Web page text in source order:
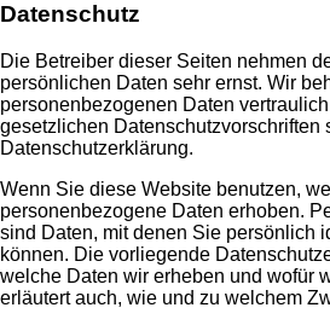
Datenschutz
Die Betreiber dieser Seiten nehmen
persönlichen Daten sehr ernst. Wir
personenbezogenen Daten
gesetzlichen Datenschutzvorschriften
Datenschutzerklärung.
Wenn Sie diese Website benutzen,
personenbezogene Daten erhoben.
sind Daten, mit denen Sie persönlich
können. Die vorliegende
welche Daten wir erheben und wofür
erläutert auch, wie und zu welchem